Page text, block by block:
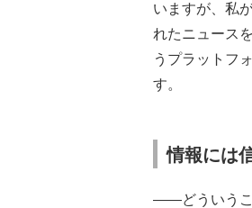
いますが、私
れたニュース
うプラットフ
す。
情報には
――どういうこ